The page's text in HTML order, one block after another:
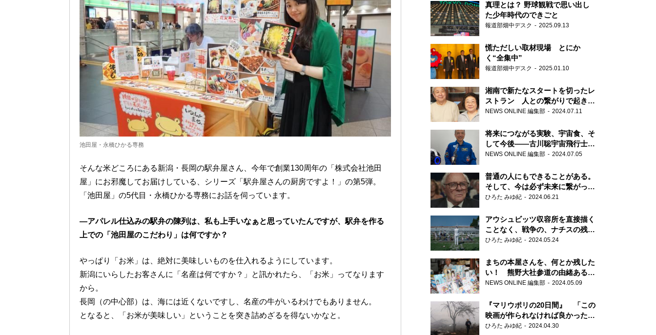
池田屋・永橋ひかる専務
そんな米どころにある新潟・長岡の駅弁屋さん、今年で創業130周年の「株式会社池田
屋」にお邪魔してお届けしている、シリーズ「駅弁屋さんの厨房ですよ！」の第5弾。
「池田屋」の5代目・永橋ひかる専務にお話を伺っています。
―アパレル仕込みの駅弁の陳列は、私も上手いなぁと思っていたんですが、駅弁を作る
上での「池田屋のこだわり」は何ですか？
やっぱり「お米」は、絶対に美味しいものを仕入れるようにしています。
新潟にいらしたお客さんに「名産は何ですか？」と訊かれたら、「お米」ってなります
から。
長岡（の中心部）は、海には近くないですし、名産の牛がいるわけでもありません。
となると、「お米が美味しい」ということを突き詰めざるを得ないかなと。
真理とは？ 野球観戦で思い出し
た少年時代のできごと
報道部畑中デスク 2025.09.13
慌ただしい取材現場 とにか
く“全集中”
報道部畑中デスク 2025.01.10
湘南で新たなスタートを切ったレ
ストラン 人との繋がりで起きた
奇跡
NEWS ONLINE 編集部 2024.07.11
将来につながる実験、宇宙食、そ
して今後――古川聡宇宙飛行士単
独インタビュー
NEWS ONLINE 編集部 2024.07.05
普通の人にもできることがある。
そして、今は必ず未来に繋がって
いく……『ONE LIFE 奇跡が繋い
ひろた みゆ紀 2024.06.21
アウシュビッツ収容所を直接描く
ことなく、戦争の、ナチスの残虐
さが見える映画 『関心領域』
ひろた みゆ紀 2024.05.24
まちの本屋さんを、何とか残した
い！ 熊野大社参道の由緒ある書
店・三代目の強い思い
NEWS ONLINE 編集部 2024.05.09
『マリウポリの20日間』 「この
映画が作られなければ良かった」
と語る監督
ひろた みゆ紀 2024.04.30